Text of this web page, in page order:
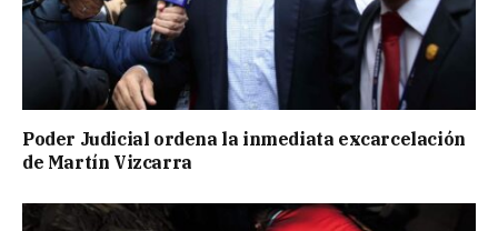
Poder Judicial ordena la inmediata excarcelación
de Martín Vizcarra